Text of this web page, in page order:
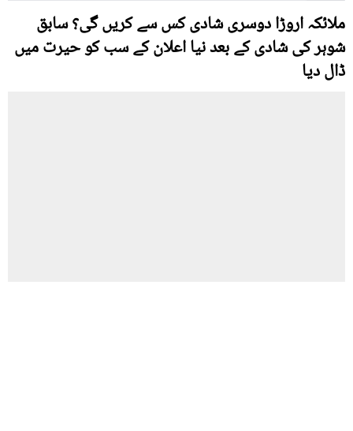
ملائکہ اروڑا دوسری شادی کس سے کریں گی؟ سابق
شوہر کی شادی کے بعد نیا اعلان کے سب کو حیرت میں
ڈال دیا